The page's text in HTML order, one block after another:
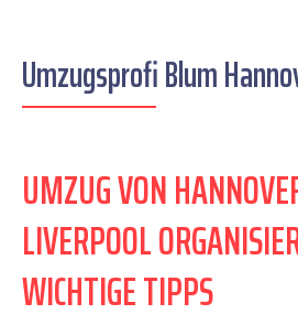
Umzugsprofi Blum
UMZUG VON
LIVERPOOL
WICHTIGE TIPPS